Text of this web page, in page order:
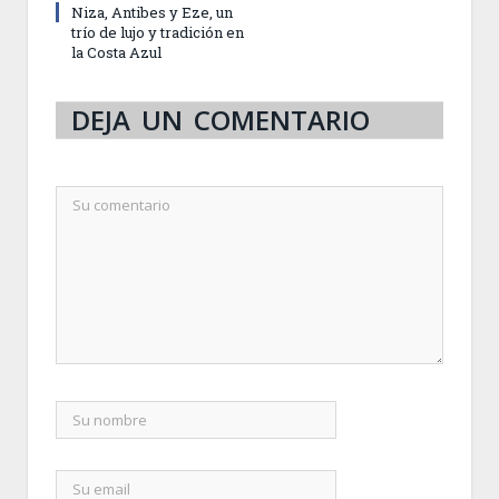
Niza, Antibes y Eze, un
trío de lujo y tradición en
la Costa Azul
DEJA UN COMENTARIO